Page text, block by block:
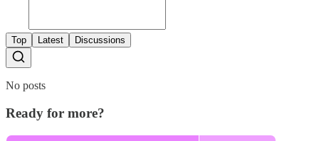
Top Latest Discussions
No posts
Ready for more?